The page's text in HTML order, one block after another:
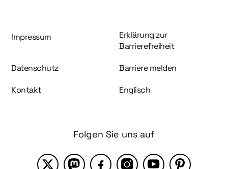
Information und Service
Impressum
Erklärung zur
Barrierefreiheit
Datenschutz Barriere melden
Kontakt Englisch
Folgen Sie uns auf